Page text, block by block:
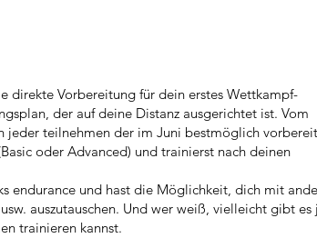
direkte Vorbereitung für dein erstes Wettkampf-
der auf deine Distanz ausgerichtet ist. Vom
jeder teilnehmen der im Juni bestmöglich
oder Advanced) und trainierst nach deinen
endurance und hast die Möglichkeit, dich mit
auszutauschen. Und wer weiß, vielleicht gibt es
trainieren kannst.